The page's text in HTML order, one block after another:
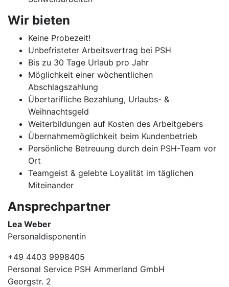
Wir bieten
Keine Probezeit!
Unbefristeter Arbeitsvertrag bei PSH
Bis zu 30 Tage Urlaub pro Jahr
Möglichkeit einer wöchentlichen
Abschlagszahlung
Übertarifliche Bezahlung, Urlaubs- &
Weihnachtsgeld
Weiterbildungen auf Kosten des Arbeitgebers
Übernahmemöglichkeit beim Kundenbetrieb
Persönliche Betreuung durch dein PSH-Team vor
Ort
Teamgeist & gelebte Loyalität im täglichen
Miteinander
Ansprechpartner
Lea Weber
Personaldisponentin
+49 4403 9998405
Personal Service PSH Ammerland GmbH
Georgstr. 2